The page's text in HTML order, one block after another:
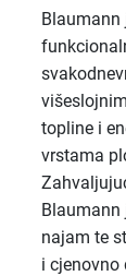
Blaumann
topline i
vrstama
Blaumann
najam te
i cjenovno